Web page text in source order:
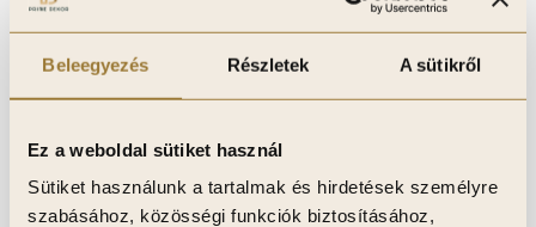
Beleegyezés Részletek A sütikről
Ez a weboldal sütiket használ
Sütiket használunk a tartalmak és hirdetések személyre
szabásához, közösségi funkciók biztosításához,